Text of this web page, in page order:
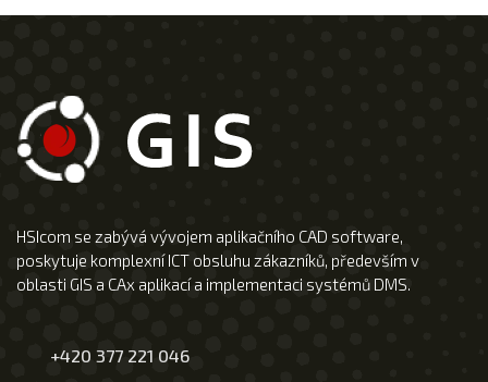
HSIcom se zabývá vývojem aplikačního CAD software,
poskytuje komplexní ICT obsluhu zákazníků, především v
oblasti GIS a CAx aplikací a implementaci systémů DMS.
+420 377 221 046